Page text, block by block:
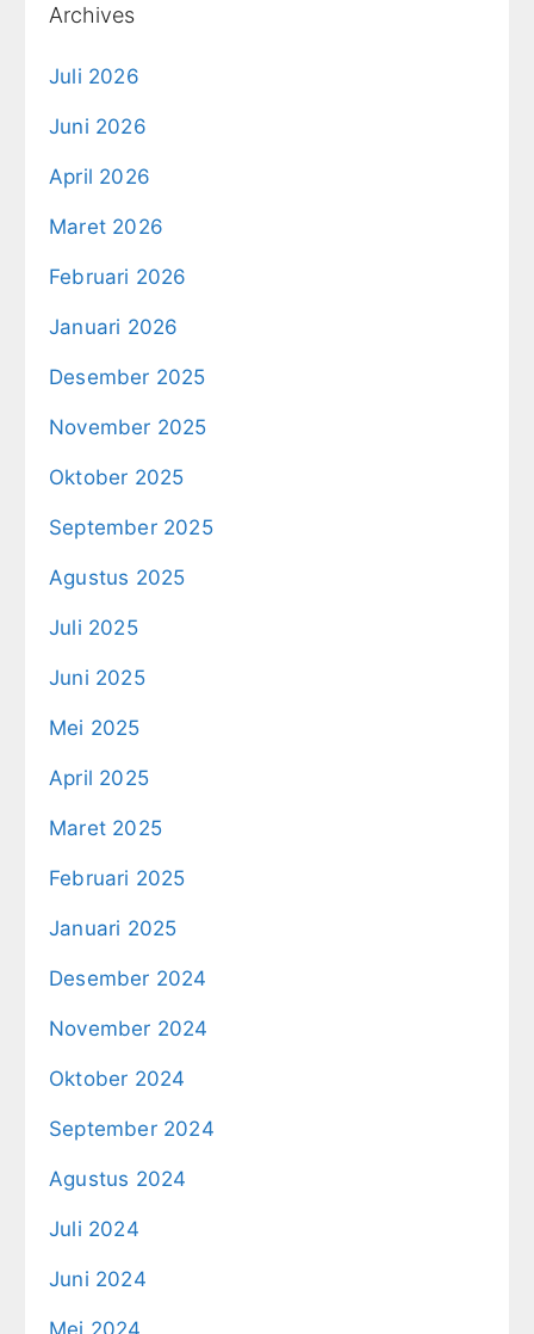
Archives
Juli 2026
Juni 2026
April 2026
Maret 2026
Februari 2026
Januari 2026
Desember 2025
November 2025
Oktober 2025
September 2025
Agustus 2025
Juli 2025
Juni 2025
Mei 2025
April 2025
Maret 2025
Februari 2025
Januari 2025
Desember 2024
November 2024
Oktober 2024
September 2024
Agustus 2024
Juli 2024
Juni 2024
Mei 2024